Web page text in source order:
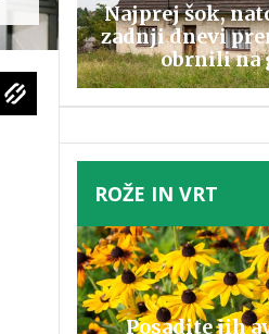
Najprej šok,
zadnji dnevi
obrnili na
ROŽE IN VRT
Posadite jih